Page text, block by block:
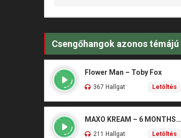
Csengőhangok azonos témájú
Flower Man – Toby Fox
367 Hallgat Letöltés
MAXO KREAM – 6 MONTHS CLEAN
211 Hallgat Letöltés